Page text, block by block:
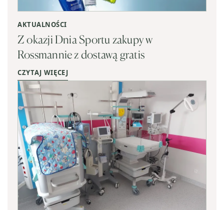
AKTUALNOŚCI
Z okazji Dnia Sportu zakupy w
Rossmannie z dostawą gratis
CZYTAJ WIĘCEJ